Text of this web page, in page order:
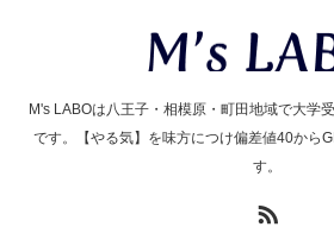
M's LABOは八王子・相模原・町田地域で大学
です。【やる気】を味方につけ偏差値40から
す。